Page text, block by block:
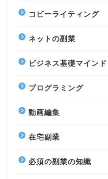
コピーライティング
ネットの副業
ビジネス基礎マインド
プログラミング
動画編集
在宅副業
必須の副業の知識